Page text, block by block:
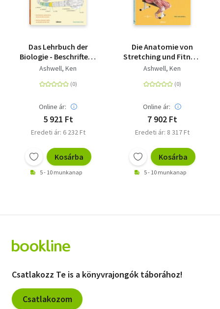
Das Lehrbuch der
Biologie - Beschriften -
Bestimmen
Ashwell, Ken
Online ár:
5 921 Ft
Eredeti ár: 6 232 Ft
Kosárba
5 - 10 munkanap
Die Anatomie von
Stretching und Fitness
- Ein wertvolles
Studierende der
Sportwissenschaften
sowie für Fachkräfte
im Gesundheitswesen
Ashwell, Ken
Online ár:
7 902 Ft
Eredeti ár: 8 317 Ft
Kosárba
5 - 10 munkanap
Csatlakozz Te is a könyvrajongók táborához!
Csatlakozom